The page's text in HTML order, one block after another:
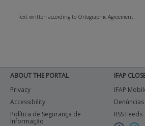
Text written according to Ortographic Agreement.
ABOUT THE PORTAL
Privacy
Accessibility
Política de Segurança de
Informação
IFAP
IFAP
Denúncias
RSS Feeds